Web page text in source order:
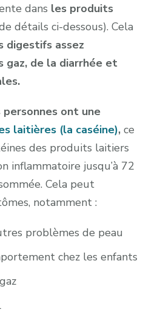
dans les produits
détails ci-dessous). Cela
digestifs assez
gaz, de la diarrhée et
ont une
laitières (la caséine),ce
des produits laitiers
inflammatoire jusqu’à 72
Cela peut
notamment :
problèmes de peau
chez les enfants